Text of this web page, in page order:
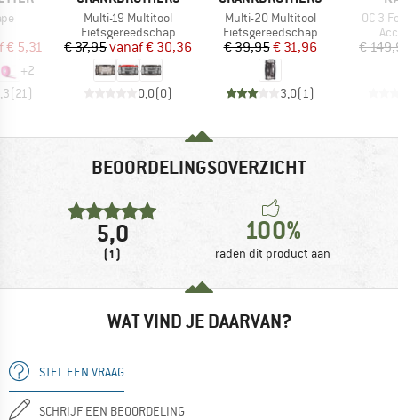
prijs
€ 5,31
+2
(21 )
Artikel
Multi-19 Multitool
Productgroep
Fietsgereedschap
Prijs
€ 37,95 Verlaagde prijs
vanaf€ 30,36
0,0(0)
Artikel
Multi-20 Multitool
Productgroep
Fietsgereedschap
Prijs
€ 39,95Verlaagde prijs
€ 31,96
3,0(1 )
Artikel
OC 3
€
BEOORDELINGSOVERZICHT
5,0
(1)
100%
raden dit product aan
WAT VIND JE DAARVAN?
STEL EEN VRAAG
SCHRIJF EEN BEOORDELING